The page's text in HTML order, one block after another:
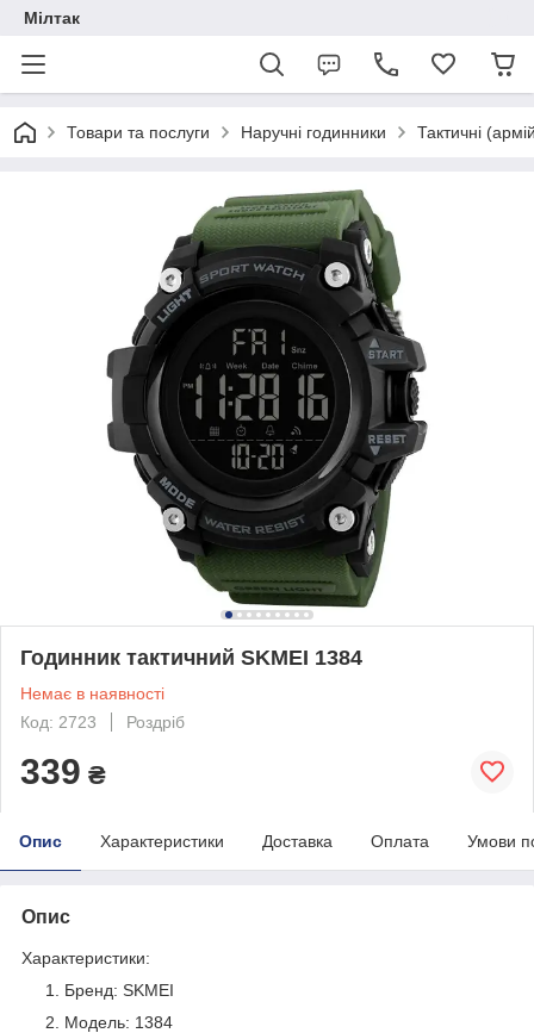
Мілтак
Товари та послуги Наручні годинники Тактичні
Годинник тактичний SKMEI 1384
Немає в наявності
Код: 2723
Роздріб
339 ₴
Опис Характеристики Доставка Оплата Умови
Опис
Характеристики:
Бренд: SKMEI
Модель: 1384